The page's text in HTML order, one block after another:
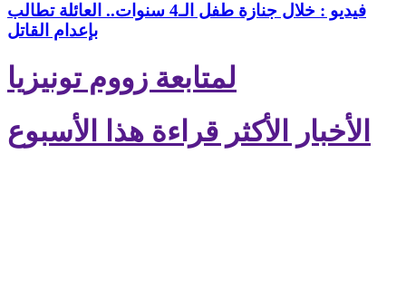
فيديو : خلال جنازة طفل الـ4 سنوات.. العائلة تطالب
بإعدام القاتل
لمتابعة زووم تونيزيا
الأخبار الأكثر قراءة هذا الأسبوع